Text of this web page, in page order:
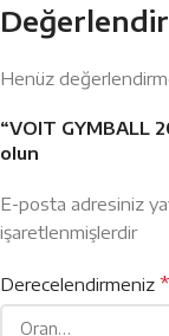
Henüz
“VOIT GYMBALL
olun
E-posta adresiniz
işaretlenmişlerdir
Derecelendirmeniz *